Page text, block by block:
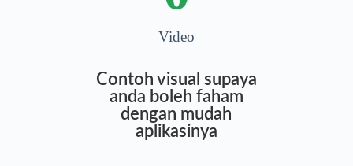
Video
Contoh visual supaya
anda boleh faham
dengan mudah
aplikasinya